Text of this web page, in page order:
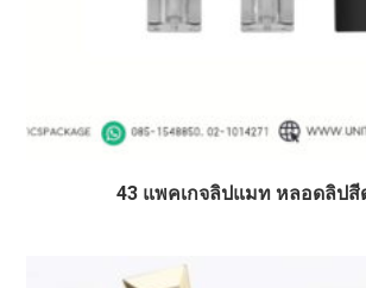
43 แพคเกจลิปแมท หลอดลิปสี